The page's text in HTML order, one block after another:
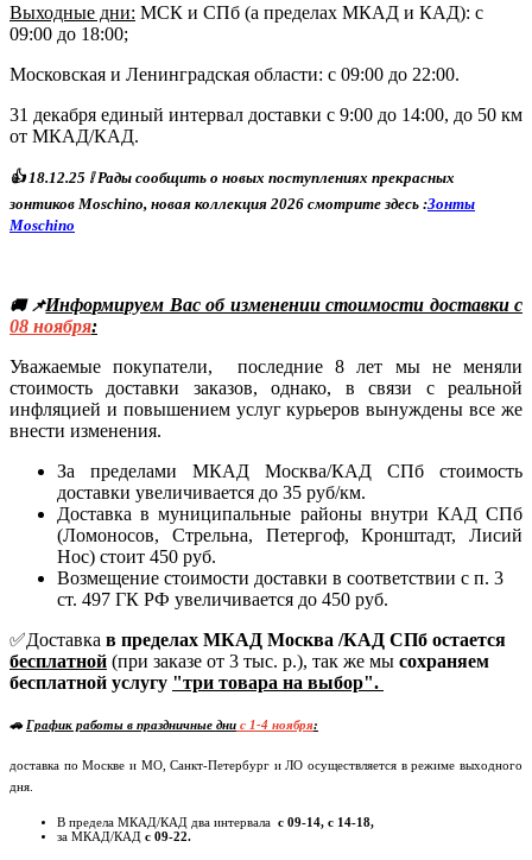
Выходные дни: МСК и СПб (а пределах МКАД и КАД): с
09:00 до 18:00;
Московская и Ленинградская области: с 09:00 до 22:00.
31 декабря единый интервал доставки с 9:00 до 14:00, до 50 км
от МКАД/КАД.
👍18.12.25 ❕ Рады сообщить о новых поступлениях прекрасных
зонтиков Moschino, новая коллекция 2026 смотрите здесь :Зонты
Moschino
🚚 📌Информируем Вас об изменении стоимости доставки с
08 ноября:
Уважаемые покупатели, последние 8 лет мы не меняли
стоимость доставки заказов, однако, в связи с реальной
инфляцией и повышением услуг курьеров вынуждены все же
внести изменения.
За пределами МКАД Москва/КАД СПб стоимость
доставки увеличивается до 35 руб/км.
Доставка в муниципальные районы внутри КАД СПб
(Ломоносов, Стрельна, Петергоф, Кронштадт, Лисий
Нос) стоит 450 руб.
Возмещение стоимости доставки в соответствии с п. 3
ст. 497 ГК РФ увеличивается до 450 руб.
✅Доставка в пределах МКАД Москва /КАД СПб остается
бесплатной (при заказе от 3 тыс. р.), так же мы сохраняем
бесплатной услугу "три товара на выбор".
🚗 График работы в праздничные дни c 1-4 ноября:
доставка по Москве и МО, Санкт-Петербург и ЛО осуществляется в режиме выходного
дня.
В предела МКАД/КАД два интервала с 09-14, с 14-18,
за МКАД/КАД с 09-22.